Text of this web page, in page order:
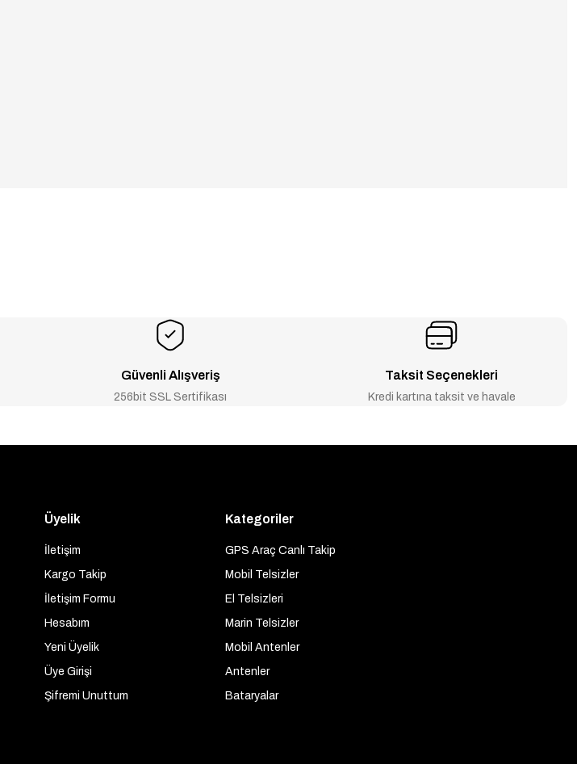
Güvenli Alışveriş
256bit SSL Sertifikası
Taksit Seçenekleri
Kredi kartına taksit ve havale
Üyelik
İletişim
Kargo Takip
İletişim Formu
Hesabım
Yeni Üyelik
Üye Girişi
Şifremi Unuttum
Kategoriler
GPS Araç Canlı Takip
Mobil Telsizler
El Telsizleri
Marin Telsizler
Mobil Antenler
Antenler
Bataryalar